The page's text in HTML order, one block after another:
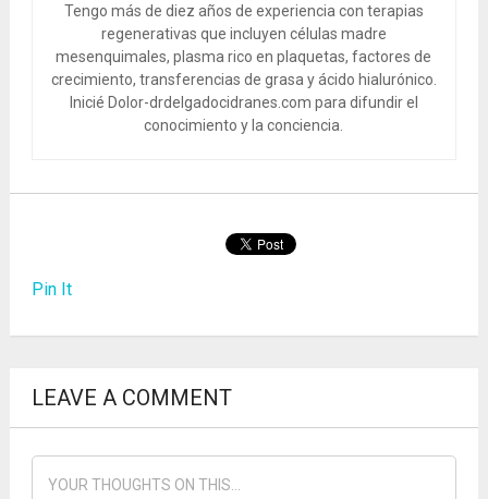
Tengo más de diez años de experiencia con terapias
regenerativas que incluyen células madre
mesenquimales, plasma rico en plaquetas, factores de
crecimiento, transferencias de grasa y ácido hialurónico.
Inicié Dolor-drdelgadocidranes.com para difundir el
conocimiento y la conciencia.
Pin It
LEAVE A COMMENT